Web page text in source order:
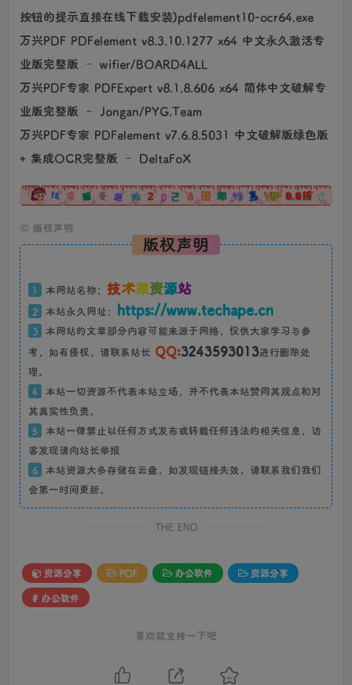
按钮的提示直接在线下载安装)pdfelement10-ocr64.exe
万兴PDF PDFelement v8.3.10.1277 x64 中文永久激活专
业版完整版 – wifier/BOARD4ALL
万兴PDF专家 PDFExpert v8.1.8.606 x64 简体中文破解专
业版完整版 – Jongan/PYG.Team
万兴PDF专家 PDFelement v7.6.8.5031 中文破解版绿色版
+ 集成OCR完整版 – DeltaFoX
广告
© 版权声明
版权声明
1 本网站名称： 技术猿资源站
2 本站永久网址： https://www.techape.cn
3
本网站的文章部分内容可能来源于网络，仅供大家学习与参
考，如有侵权，请联系站长 QQ:3243593013进行删除处
理。
4
本站一切资源不代表本站立场，并不代表本站赞同其观点和对
其真实性负责。
5
本站一律禁止以任何方式发布或转载任何违法的相关信息，访
客发现请向站长举报
6
本站资源大多存储在云盘，如发现链接失效，请联系我们我们
会第一时间更新。
THE END
资源分享 PDF 办公软件
资源分享
# 办公软件
喜欢就支持一下吧